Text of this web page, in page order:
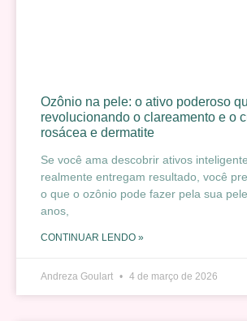
Ozônio na pele: o ativo poderoso
revolucionando o clareamento e o
rosácea e dermatite
Se você ama descobrir ativos
realmente entregam resultado, você
o que o ozônio pode fazer pela sua
anos,
CONTINUAR LENDO »
Andreza Goulart 4 de março de 2026